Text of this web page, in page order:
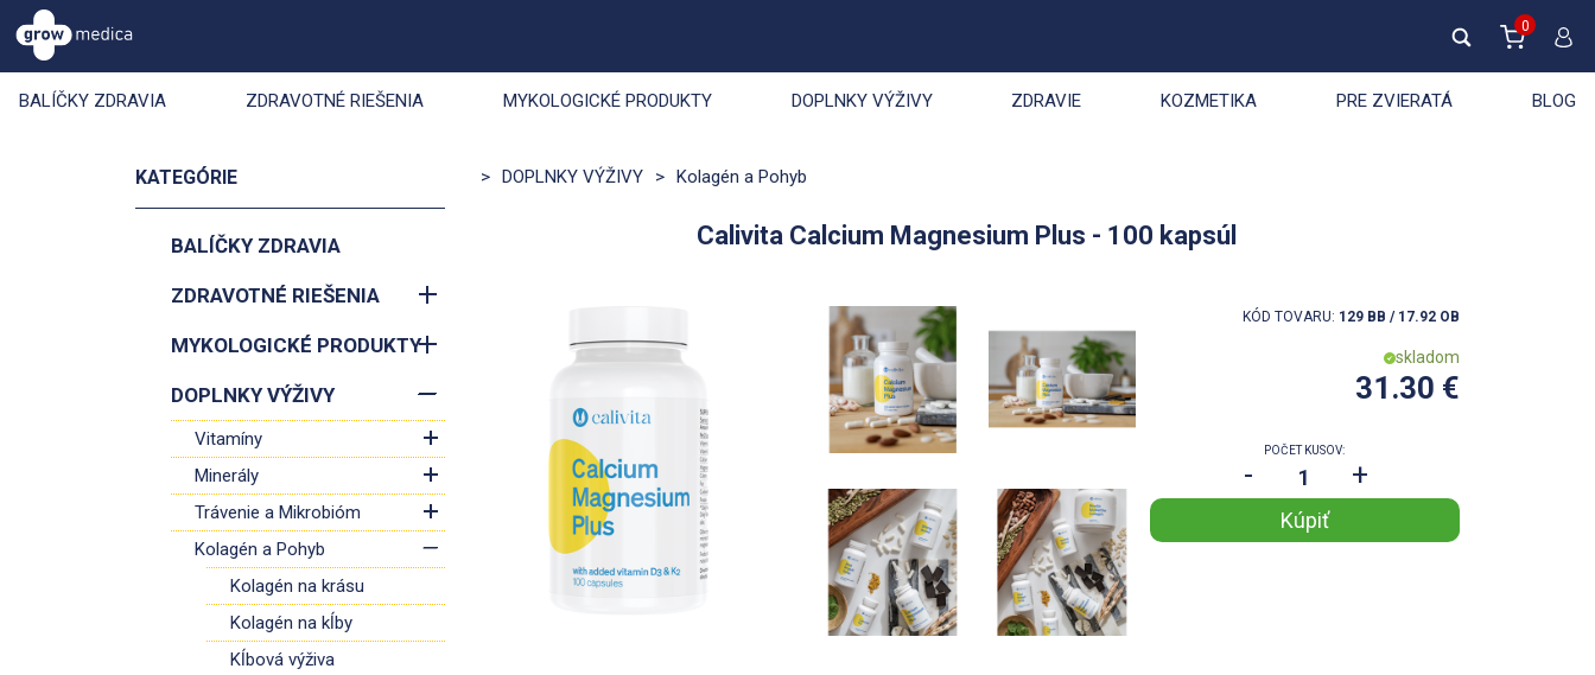
0
BALÍČKY ZDRAVIA ZDRAVOTNÉ RIEŠENIA MYKOLOGICKÉ PRODUKTY DOPLNKY VÝŽIVY ZDRAVIE KOZMETIKA PRE ZVIERATÁ BLOG
KATEGÓRIE
BALÍČKY ZDRAVIA
ZDRAVOTNÉ RIEŠENIA
MYKOLOGICKÉ PRODUKTY
DOPLNKY VÝŽIVY
Vitamíny
Minerály
Trávenie a Mikrobióm
Kolagén a Pohyb
Kolagén na krásu
Kolagén na kĺby
Kĺbová výživa
> DOPLNKY VÝŽIVY > Kolagén a Pohyb
Calivita Calcium Magnesium Plus - 100 kapsúl
KÓD TOVARU: 129 BB / 17.92 OB
skladom
31.30 €
POČET KUSOV:
- +